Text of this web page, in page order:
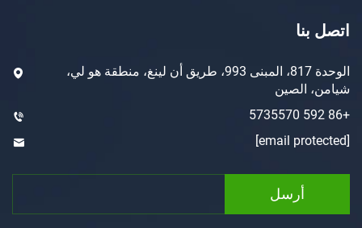
الوحدة 817، المبنى 993، طريق أن لينغ، منطقة هو لي،